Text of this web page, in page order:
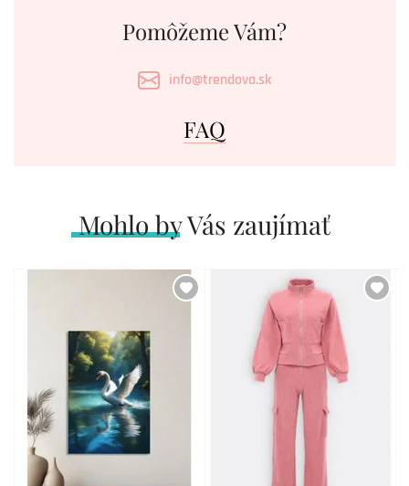
Pomôžeme Vám?
info@trendova.sk
FAQ
Mohlo by Vás zaujímať